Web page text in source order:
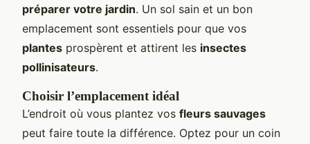
préparer votre jardin. Un sol sain et un bon
emplacement sont essentiels pour que vos
plantes prospèrent et attirent les insectes
pollinisateurs.
Choisir l’emplacement idéal
L’endroit où vous plantez vos fleurs sauvages
peut faire toute la différence. Optez pour un coin